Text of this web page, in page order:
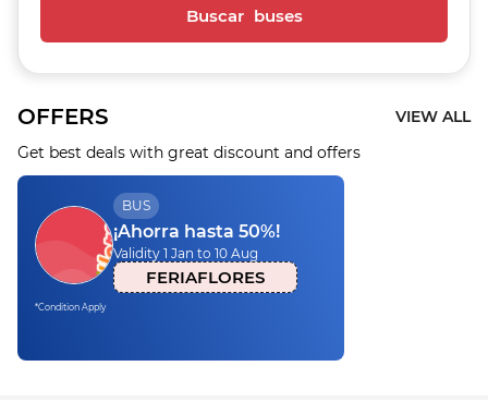
Buscar buses
OFFERS
VIEW ALL
Get best deals with great discount and offers
*Condition Apply
BUS
¡Ahorra hasta 50%!
Validity 1 Jan to 10 Aug
FERIAFLORES